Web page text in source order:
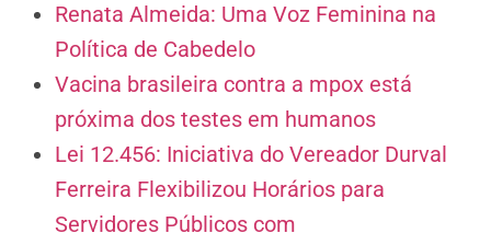
Renata Almeida: Uma Voz Feminina na
Política de Cabedelo
Vacina brasileira contra a mpox está
próxima dos testes em humanos
Lei 12.456: Iniciativa do Vereador Durval
Ferreira Flexibilizou Horários para
Servidores Públicos com